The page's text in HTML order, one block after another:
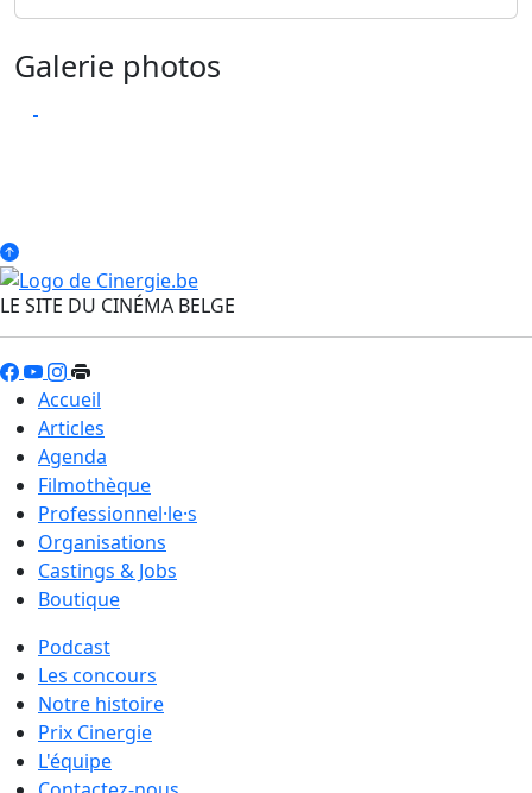
Galerie photos
LE SITE DU CINÉMA BELGE
Accueil
Articles
Agenda
Filmothèque
Professionnel·le·s
Organisations
Castings & Jobs
Boutique
Podcast
Les concours
Notre histoire
Prix Cinergie
L'équipe